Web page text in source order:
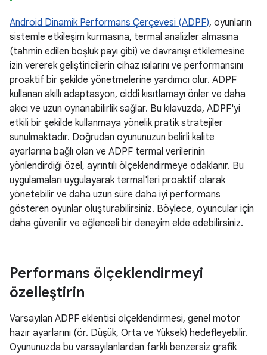
Android Dinamik Performans Çerçevesi (ADPF), oyunların
sistemle etkileşim kurmasına, termal analizler almasına
(tahmin edilen boşluk payı gibi) ve davranışı etkilemesine
izin vererek geliştiricilerin cihaz ısılarını ve performansını
proaktif bir şekilde yönetmelerine yardımcı olur. ADPF
kullanan akıllı adaptasyon, ciddi kısıtlamayı önler ve daha
akıcı ve uzun oynanabilirlik sağlar. Bu kılavuzda, ADPF'yi
etkili bir şekilde kullanmaya yönelik pratik stratejiler
sunulmaktadır. Doğrudan oyununuzun belirli kalite
ayarlarına bağlı olan ve ADPF termal verilerinin
yönlendirdiği özel, ayrıntılı ölçeklendirmeye odaklanır. Bu
uygulamaları uygulayarak termal'leri proaktif olarak
yönetebilir ve daha uzun süre daha iyi performans
gösteren oyunlar oluşturabilirsiniz. Böylece, oyuncular için
daha güvenilir ve eğlenceli bir deneyim elde edebilirsiniz.
Performans ölçeklendirmeyi
özelleştirin
Varsayılan ADPF eklentisi ölçeklendirmesi, genel motor
hazır ayarlarını (ör. Düşük, Orta ve Yüksek) hedefleyebilir.
Oyununuzda bu varsayılanlardan farklı benzersiz grafik